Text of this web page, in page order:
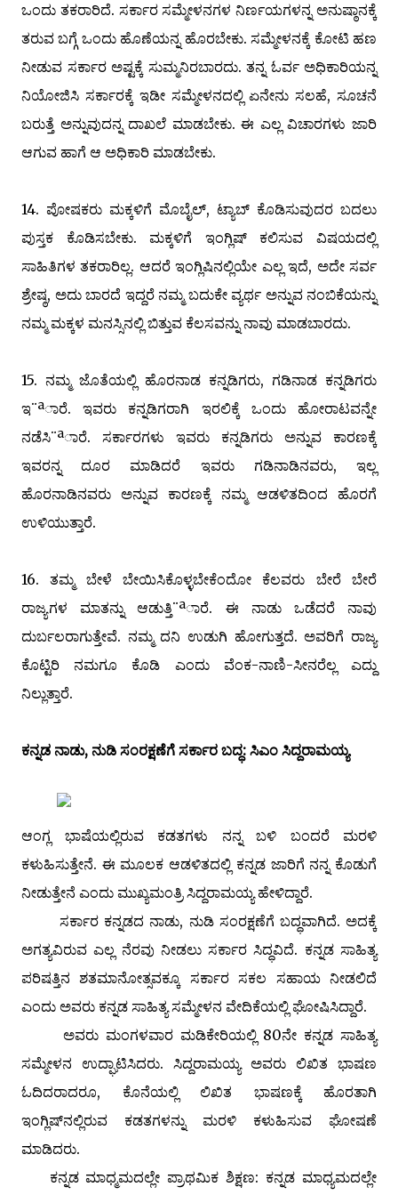
ಒಂದು ತಕರಾರಿದೆ. ಸರ್ಕಾರ ಸಮ್ಮೇಳನಗಳ ನಿರ್ಣಯಗಳನ್ನ ಅನುಷ್ಠಾನಕ್ಕೆ
ತರುವ ಬಗ್ಗೆ ಒಂದು ಹೊಣೆಯನ್ನ ಹೊರಬೇಕು. ಸಮ್ಮೇಳನಕ್ಕೆ ಕೋಟಿ ಹಣ
ನೀಡುವ ಸರ್ಕಾರ ಅಷ್ಟಕ್ಕೆ ಸುಮ್ಮನಿರಬಾರದು. ತನ್ನ ಓರ್ವ ಅಧಿಕಾರಿಯನ್ನ
ನಿಯೋಜಿಸಿ ಸರ್ಕಾರಕ್ಕೆ ಇಡೀ ಸಮ್ಮೇಳನದಲ್ಲಿ ಏನೇನು ಸಲಹೆ, ಸೂಚನೆ
ಬರುತ್ತೆ ಅನ್ನುವುದನ್ನ ದಾಖಲೆ ಮಾಡಬೇಕು. ಈ ಎಲ್ಲ ವಿಚಾರಗಳು ಜಾರಿ
ಆಗುವ ಹಾಗೆ ಆ ಅಧಿಕಾರಿ ಮಾಡಬೇಕು.
14. ಪೋಷಕರು ಮಕ್ಕಳಿಗೆ ಮೊಬೈಲ್‌, ಟ್ಯಾಬ್‌ ಕೊಡಿಸುವುದರ ಬದಲು
ಪುಸ್ತಕ ಕೊಡಿಸಬೇಕು. ಮಕ್ಕಳಿಗೆ ಇಂಗ್ಲಿಷ್‌ ಕಲಿಸುವ ವಿಷಯದಲ್ಲಿ
ಸಾಹಿತಿಗಳ ತಕರಾರಿಲ್ಲ. ಆದರೆ ಇಂಗ್ಲಿಷಿನಲ್ಲಿಯೇ ಎಲ್ಲ ಇದೆ, ಅದೇ ಸರ್ವ
ಶ್ರೇಷ್ಠ, ಅದು ಬಾರದೆ ಇದ್ದರೆ ನಮ್ಮ ಬದುಕೇ ವ್ಯರ್ಥ ಅನ್ನುವ ನಂಬಿಕೆಯನ್ನು
ನಮ್ಮ ಮಕ್ಕಳ ಮನಸ್ಸಿನಲ್ಲಿ ಬಿತ್ತುವ ಕೆಲಸವನ್ನು ನಾವು ಮಾಡಬಾರದು.
15. ನಮ್ಮ ಜೊತೆಯಲ್ಲಿ ಹೊರನಾಡ ಕನ್ನಡಿಗರು, ಗಡಿನಾಡ ಕನ್ನಡಿಗರು
ಇ¨ªಾರೆ. ಇವರು ಕನ್ನಡಿಗರಾಗಿ ಇರಲಿಕ್ಕೆ ಒಂದು ಹೋರಾಟವನ್ನೇ
ನಡೆಸಿ¨ªಾರೆ. ಸರ್ಕಾರಗಳು ಇವರು ಕನ್ನಡಿಗರು ಅನ್ನುವ ಕಾರಣಕ್ಕೆ
ಇವರನ್ನ ದೂರ ಮಾಡಿದರೆ ಇವರು ಗಡಿನಾಡಿನವರು, ಇಲ್ಲ
ಹೊರನಾಡಿನವರು ಅನ್ನುವ ಕಾರಣಕ್ಕೆ ನಮ್ಮ ಆಡಳಿತದಿಂದ ಹೊರಗೆ
ಉಳಿಯುತ್ತಾರೆ.
16. ತಮ್ಮ ಬೇಳೆ ಬೇಯಿಸಿಕೊಳ್ಳಬೇಕೆಂದೋ ಕೆಲವರು ಬೇರೆ ಬೇರೆ
ರಾಜ್ಯಗಳ ಮಾತನ್ನು ಆಡುತ್ತಿ¨ªಾರೆ. ಈ ನಾಡು ಒಡೆದರೆ ನಾವು
ದುರ್ಬಲರಾಗುತ್ತೇವೆ. ನಮ್ಮ ದನಿ ಉಡುಗಿ ಹೋಗುತ್ತದೆ. ಅವರಿಗೆ ರಾಜ್ಯ
ಕೊಟ್ಟಿರಿ ನಮಗೂ ಕೊಡಿ ಎಂದು ವೆಂಕ-ನಾಣಿ-ಸೀನರೆಲ್ಲ ಎದ್ದು
ನಿಲ್ಲುತ್ತಾರೆ.
ಕನ್ನಡ ನಾಡು, ನುಡಿ ಸಂರಕ್ಷಣೆಗೆ ಸರ್ಕಾರ ಬದ್ಧ: ಸಿಎಂ ಸಿದ್ದರಾಮಯ್ಯ
ಆಂಗ್ಲ ಭಾಷೆಯಲ್ಲಿರುವ ಕಡತಗಳು ನನ್ನ ಬಳಿ ಬಂದರೆ ಮರಳಿ
ಕಳುಹಿಸುತ್ತೇನೆ. ಈ ಮೂಲಕ ಆಡಳಿತದಲ್ಲಿ ಕನ್ನಡ ಜಾರಿಗೆ ನನ್ನ ಕೊಡುಗೆ
ನೀಡುತ್ತೇನೆ ಎಂದು ಮುಖ್ಯಮಂತ್ರಿ ಸಿದ್ದರಾಮಯ್ಯ ಹೇಳಿದ್ದಾರೆ.
ಸರ್ಕಾರ ಕನ್ನಡದ ನಾಡು, ನುಡಿ ಸಂರಕ್ಷಣೆಗೆ ಬದ್ಧವಾಗಿದೆ. ಅದಕ್ಕೆ
ಅಗತ್ಯವಿರುವ ಎಲ್ಲ ನೆರವು ನೀಡಲು ಸರ್ಕಾರ ಸಿದ್ಧವಿದೆ. ಕನ್ನಡ ಸಾಹಿತ್ಯ
ಪರಿಷತ್ತಿನ ಶತಮಾನೋತ್ಸವಕ್ಕೂ ಸರ್ಕಾರ ಸಕಲ ಸಹಾಯ ನೀಡಲಿದೆ
ಎಂದು ಅವರು ಕನ್ನಡ ಸಾಹಿತ್ಯ ಸಮ್ಮೇಳನ ವೇದಿಕೆಯಲ್ಲಿ ಘೋಷಿಸಿದ್ದಾರೆ.
ಅವರು ಮಂಗಳವಾರ ಮಡಿಕೇರಿಯಲ್ಲಿ 80ನೇ ಕನ್ನಡ ಸಾಹಿತ್ಯ
ಸಮ್ಮೇಳನ ಉದ್ಘಾಟಿಸಿದರು. ಸಿದ್ದರಾಮಯ್ಯ ಅವರು ಲಿಖಿತ ಭಾಷಣ
ಓದಿದರಾದರೂ, ಕೊನೆಯಲ್ಲಿ ಲಿಖಿತ ಭಾಷಣಕ್ಕೆ ಹೊರತಾಗಿ
ಇಂಗ್ಲಿಷ್‌ನಲ್ಲಿರುವ ಕಡತಗಳನ್ನು ಮರಳಿ ಕಳುಹಿಸುವ ಘೋಷಣೆ
ಮಾಡಿದರು.
ಕನ್ನಡ ಮಾಧ್ಮಮದಲ್ಲೇ ಪ್ರಾಥಮಿಕ ಶಿಕ್ಷಣ: ಕನ್ನಡ ಮಾಧ್ಯಮದಲ್ಲೇ